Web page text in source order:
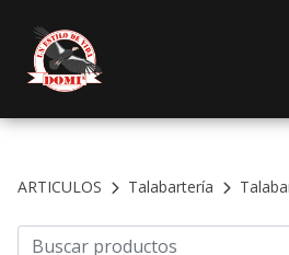
ARTICULOS Talabartería